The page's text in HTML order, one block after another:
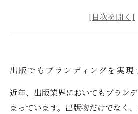
成功例から学ぶ、出版におけ
の重要性
出版でもブランディングを実現
近年、出版業界においてもブラン
まっています。出版物だけでなく